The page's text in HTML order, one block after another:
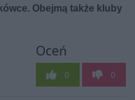
Oceń
0 0